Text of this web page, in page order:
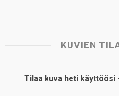
KUVIEN
Tilaa kuva heti käyttöösi